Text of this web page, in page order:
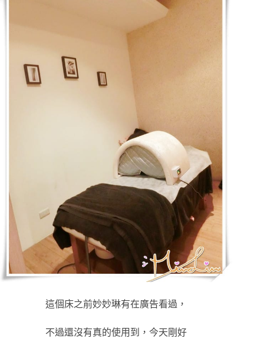
這個床之前妙妙琳有在廣告看過，
不過還沒有真的使用到，今天剛好